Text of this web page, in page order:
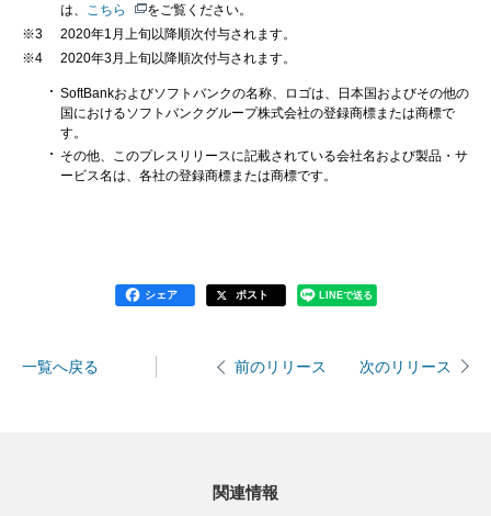
は、
こちら
をご覧ください。
※3
2020年1月上旬以降順次付与されます。
※4
2020年3月上旬以降順次付与されます。
SoftBankおよびソフトバンクの名称、ロゴは、日本国およびその他の
国におけるソフトバンクグループ株式会社の登録商標または商標で
す。
その他、このプレスリリースに記載されている会社名および製品・サ
ービス名は、各社の登録商標または商標です。
シェア ポスト LINEで送る
一覧へ戻る 前のリリース 次のリリース
関連情報